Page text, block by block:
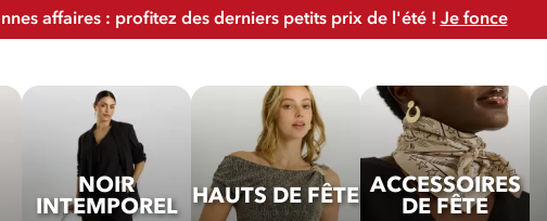
affaires : profitez des derniers petits prix de l'été ! Je fonce
NOIR
INTEMPOREL
HAUTS DE FÊTE ACCESSOIRES
DE FÊTE